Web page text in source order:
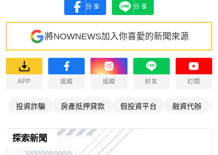
分享 分享
將NOWNEWS加入你喜愛的新聞來源
APP 追蹤 追蹤 好友 訂閱
投資詐騙 房產抵押貸款 假投資平台 融資代辦
探索新聞